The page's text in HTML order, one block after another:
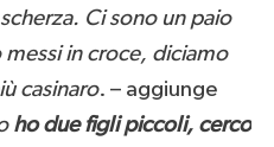
Ci sono un paio
in croce, diciamo
casinaro. – aggiunge
ho due figli piccoli, cerco